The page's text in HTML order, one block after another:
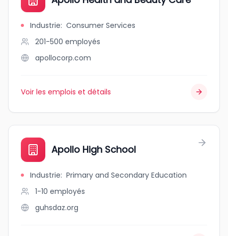
Industrie: Consumer Services
201-500 employés
apollocorp.com
Voir les emplois et détails
Apollo High School
Industrie: Primary and Secondary Education
1-10 employés
guhsdaz.org